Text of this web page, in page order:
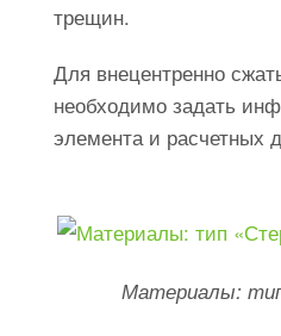
трещин.
Для внецентренно
необходимо задать
элемента и расчетных
Материалы: